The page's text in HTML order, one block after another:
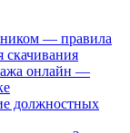
— правила
скачивания
онлайн —
должностных